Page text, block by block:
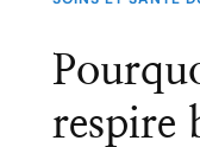
respire